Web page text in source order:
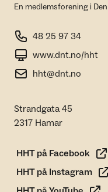
En medlemsforening i
48 25 97 34
www.dnt.no/hht
hht@dnt.no
Strandgata 45
2317 Hamar
HHT på Facebook
HHT på Instagram